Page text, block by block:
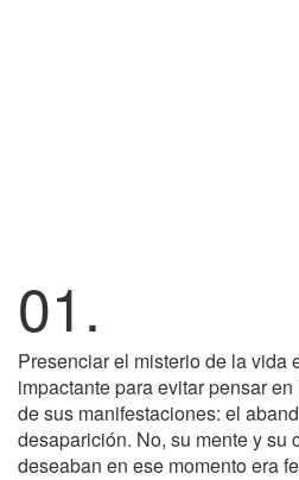
01.
Presenciar el misterio de la vida
impactante para evitar pensar
de sus manifestaciones: el
desaparición. No, su mente y su
deseaban en ese momento era